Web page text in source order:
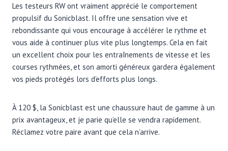
Les testeurs RW ont vraiment apprécié le comportement
propulsif du Sonicblast. Il offre une sensation vive et
rebondissante qui vous encourage à accélérer le rythme et
vous aide à continuer plus vite plus longtemps. Cela en fait
un excellent choix pour les entraînements de vitesse et les
courses rythmées, et son amorti généreux gardera également
vos pieds protégés lors d’efforts plus longs.
À 120 $, la Sonicblast est une chaussure haut de gamme à un
prix avantageux, et je parie qu’elle se vendra rapidement.
Réclamez votre paire avant que cela n’arrive.